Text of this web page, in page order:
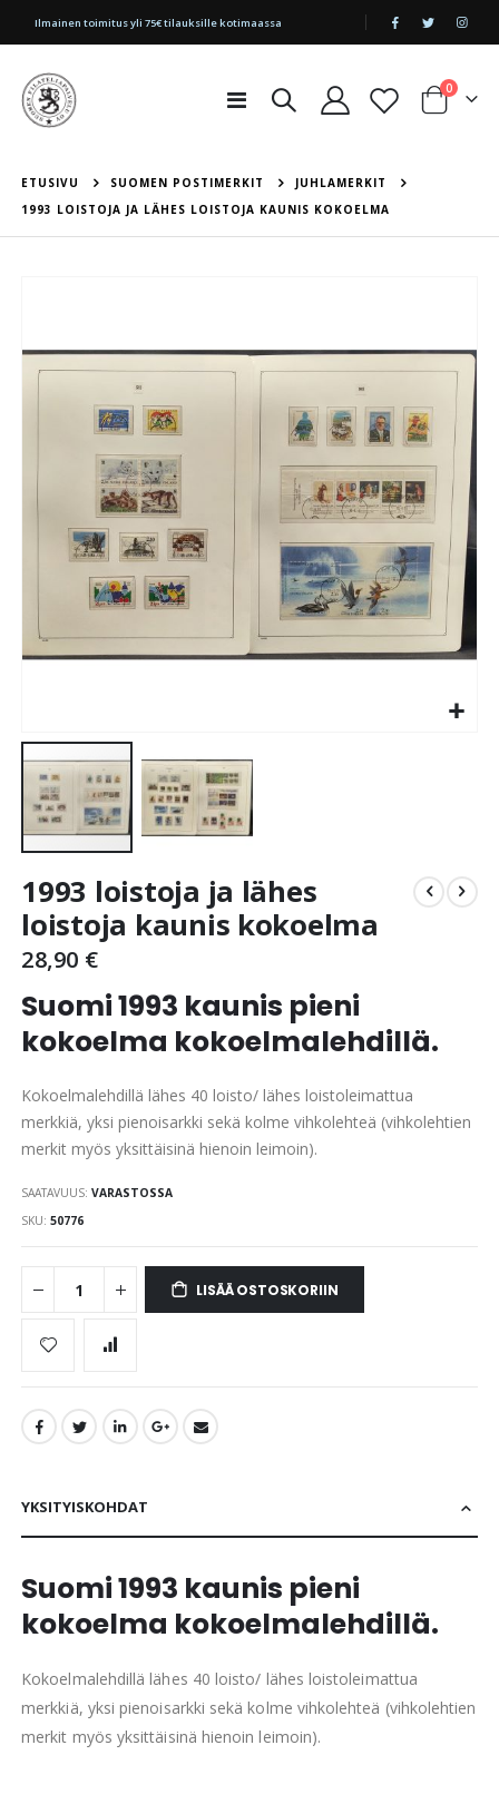
|
Ilmainen toimitus yli 75€ tilauksille kotimaassa
Toggle
Cart
0tuotetta
ETUSIVU SUOMEN POSTIMERKIT
JUHLAMERKIT
1993 LOISTOJA JA LÄHES LOISTOJA KAUNIS KOKOELMA
end
to
the
beginning
of
images
gallery
1993 loistoja ja lähes
loistoja kaunis kokoelma
28,90 €
Suomi 1993 kaunis pieni
kokoelma kokoelmalehdillä.
Kokoelmalehdillä lähes 40 loisto/ lähes loistoleimattua
merkkiä, yksi pienoisarkki sekä kolme vihkolehteä (vihkolehtien
merkit myös yksittäisinä hienoin leimoin).
SAATAVUUS: VARASTOSSA
SKU 50776
LISÄÄ OSTOSKORIIN
YKSITYISKOHDAT
Suomi 1993 kaunis pieni
kokoelma kokoelmalehdillä.
Kokoelmalehdillä lähes 40 loisto/ lähes loistoleimattua
merkkiä, yksi pienoisarkki sekä kolme vihkolehteä (vihkolehtien
merkit myös yksittäisinä hienoin leimoin).